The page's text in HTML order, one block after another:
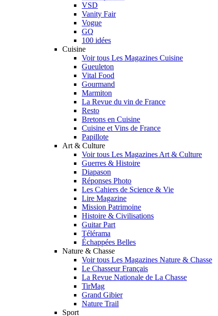
VSD
Vanity Fair
Vogue
GQ
100 idées
Cuisine
Voir tous Les Magazines Cuisine
Gueuleton
Vital Food
Gourmand
Marmiton
La Revue du vin de France
Resto
Bretons en Cuisine
Cuisine et Vins de France
Papillote
Art & Culture
Voir tous Les Magazines Art & Culture
Guerres & Histoire
Diapason
Réponses Photo
Les Cahiers de Science & Vie
Lire Magazine
Mission Patrimoine
Histoire & Civilisations
Guitar Part
Télérama
Échappées Belles
Nature & Chasse
Voir tous Les Magazines Nature & Chasse
Le Chasseur Français
La Revue Nationale de La Chasse
TirMag
Grand Gibier
Nature Trail
Sport